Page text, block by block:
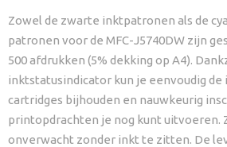
Zowel de zwarte inktpatronen als de
patronen voor de MFC-J5740DW zijn
500 afdrukken (5% dekking op A4).
inktstatusindicator kun je eenvoudig de
cartridges bijhouden en nauwkeurig
printopdrachten je nog kunt uitvoeren.
onverwacht zonder inkt te zitten. De